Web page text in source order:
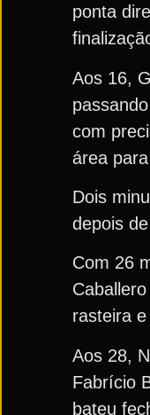
ponta
Aos 16,
com
área
Dois
depois
Com 26
rasteira
Aos 28,
Fabrício
bateu